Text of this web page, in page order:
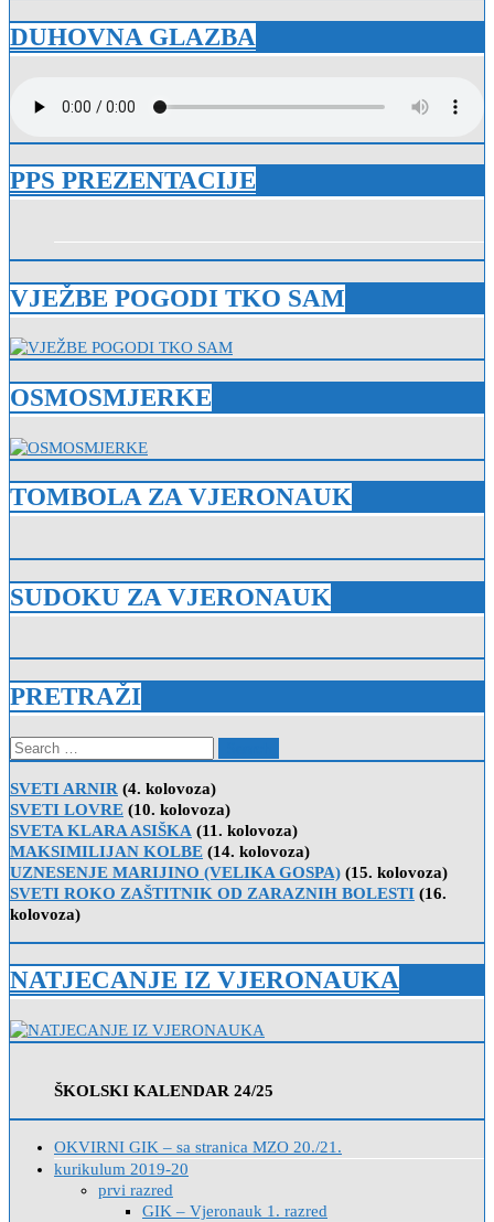
DUHOVNA GLAZBA
PPS PREZENTACIJE
VJEŽBE POGODI TKO SAM
OSMOSMJERKE
TOMBOLA ZA VJERONAUK
SUDOKU ZA VJERONAUK
PRETRAŽI
Search
for:
SVETI ARNIR (4. kolovoza)
SVETI LOVRE (10. kolovoza)
SVETA KLARA ASIŠKA (11. kolovoza)
MAKSIMILIJAN KOLBE (14. kolovoza)
UZNESENJE MARIJINO (VELIKA GOSPA) (15. kolovoza)
SVETI ROKO ZAŠTITNIK OD ZARAZNIH BOLESTI (16.
kolovoza)
NATJECANJE IZ VJERONAUKA
ŠKOLSKI KALENDAR 24/25
OKVIRNI GIK – sa stranica MZO 20./21.
kurikulum 2019-20
prvi razred
GIK – Vjeronauk 1. razred